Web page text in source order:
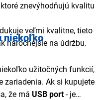
znevýhodňujú kvalitu
veľmi kvalitne, tieto
náročnejšie na údržbu.
niekoľko
užitočných funkcií,
zariadenia. Ak si kupujete
že má USB port- je